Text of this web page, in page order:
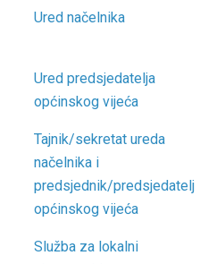
Naziv službe
Ured načelnika
Ured predsjedatelja
općinskog vijeća
Tajnik/sekretat ureda
načelnika i
predsjednik/predsjedatelj
općinskog vijeća
Služba za lokalni